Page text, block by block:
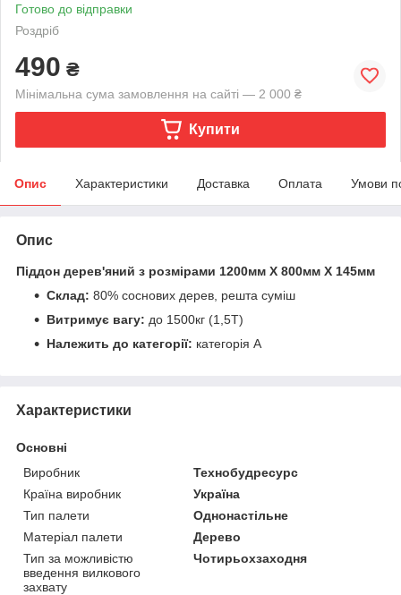
Готово до відправки
Роздріб
490 ₴
Мінімальна сума замовлення на сайті — 2 000 ₴
Купити
Опис Характеристики Доставка Оплата Умови
Опис
Піддон дерев'яний з розмірами 1200мм Х 800мм Х 145мм
Склад: 80% соснових дерев, решта суміш
Витримує вагу: до 1500кг (1,5Т)
Належить до категорії: категорія А
Характеристики
Основні
Виробник
Технобудресурс
Країна виробник
Україна
Тип палети
Однонастільне
Матеріал палети
Дерево
Тип за можливістю
введення вилкового
захвату
Чотирьохзаходня